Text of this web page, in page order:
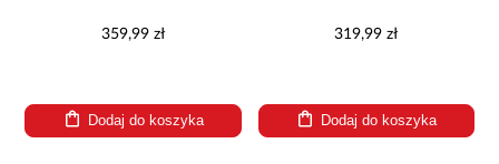
359,99 zł
Dodaj do koszyka
319,99 zł
Dodaj do koszyka